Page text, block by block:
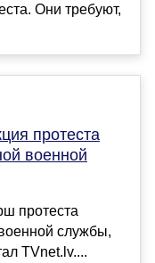
Они требуют,
протеста
военной
протеста
службы,
TVnet.lv....